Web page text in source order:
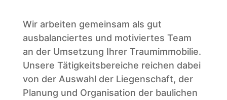
Wir arbeiten gemeinsam als gut
ausbalanciertes und motiviertes Team
an der Umsetzung Ihrer Traumimmobilie.
Unsere Tätigkeitsbereiche reichen dabei
von der Auswahl der Liegenschaft, der
Planung und Organisation der baulichen